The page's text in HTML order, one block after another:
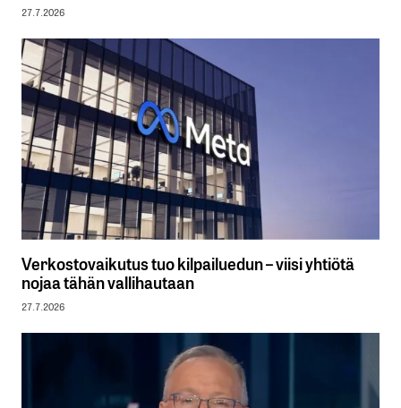
27.7.2026
Verkostovaikutus tuo kilpailuedun – viisi yhtiötä
nojaa tähän vallihautaan
27.7.2026